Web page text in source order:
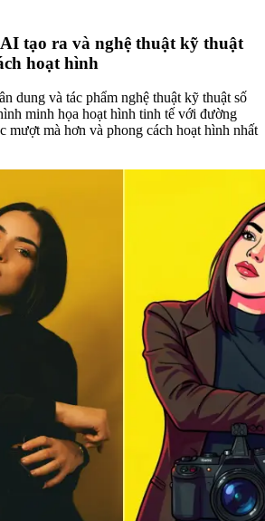
tạo ra và nghệ thuật kỹ thuật
hoạt hình
dung và tác phẩm nghệ thuật kỹ thuật số
minh họa hoạt hình tinh tế với đường
mượt mà hơn và phong cách hoạt hình nhất